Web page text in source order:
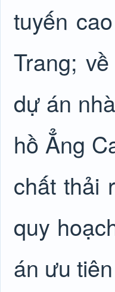
tuyến
Trang;
dự án
hồ Ẳng
chất thải
quy
án ưu